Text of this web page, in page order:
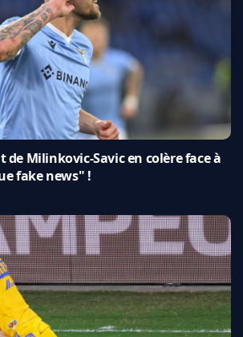
de Milinkovic-Savic en colère face à
fake news" !